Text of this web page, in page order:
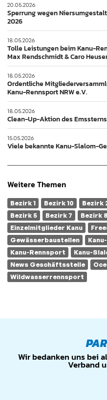
20.05.2026
Sperrung wegen
2026
18.05.2026
Tolle Leistungen beim Kanu-
Max Rendschmidt & Caro
18.05.2026
Ordentliche
Kanu-Rennsport NRW e.V.
18.05.2026
Clean-Up-Aktion des
15.05.2026
Viele bekannte Kanu-Slalom-
Weitere Themen
Bezirk 1 Bezirk 10 Bezirk
Bezirk 5
Bezirk 7 Bezirk 8
Einzelmitglieder Kanu
Gewässerbaustellen
Kanu-Rennsport
Kanu-
News Geschäftsstelle
Wildwasserrennsport
Wir bedanken uns bei
Verband